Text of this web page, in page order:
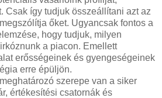
Csak így tudjuk összeállítani azt az
őket. Ugyancsak fontos a
hogy tudjuk, milyen
a piacon. Emellett
erősségeinek és gyengeségeinek
erre épüljön.
szerepe van a siker
értékesítési csatornák és